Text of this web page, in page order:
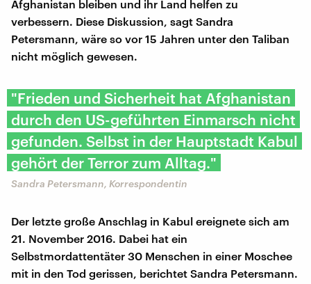
Afghanistan bleiben und ihr Land helfen zu
verbessern. Diese Diskussion, sagt Sandra
Petersmann, wäre so vor 15 Jahren unter den Taliban
nicht möglich gewesen.
"Frieden und Sicherheit hat Afghanistan
durch den US-geführten Einmarsch nicht
gefunden. Selbst in der Hauptstadt Kabul
gehört der Terror zum Alltag."
Sandra Petersmann, Korrespondentin
Der letzte große Anschlag in Kabul ereignete sich am
21. November 2016. Dabei hat ein
Selbstmordattentäter 30 Menschen in einer Moschee
mit in den Tod gerissen, berichtet Sandra Petersmann.